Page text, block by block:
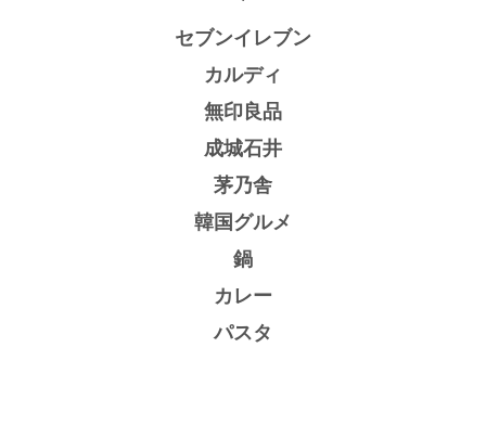
セブンイレブン
カルディ
無印良品
成城石井
茅乃舎
韓国グルメ
鍋
カレー
パスタ